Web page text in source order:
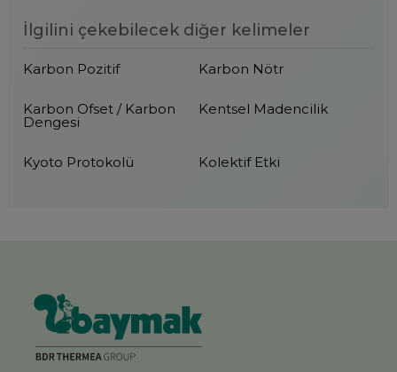
İlgilini çekebilecek diğer kelimeler
Karbon Pozitif Karbon Nötr
Karbon Ofset / Karbon
Dengesi
Kentsel Madencilik
Kyoto Protokolü Kolektif Etki